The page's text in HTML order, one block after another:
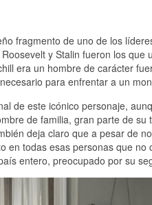
fragmento de uno de los
y Stalin fueron los que
era un hombre de carácter
para enfrentar a un
de este icónico personaje,
de familia, gran parte de su
deja claro que a pesar de
en todas esas personas que
entero, preocupado por su